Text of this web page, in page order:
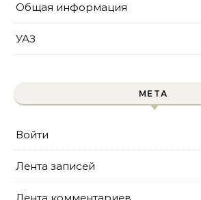
Общая информация
УАЗ
МЕТА
Войти
Лента записей